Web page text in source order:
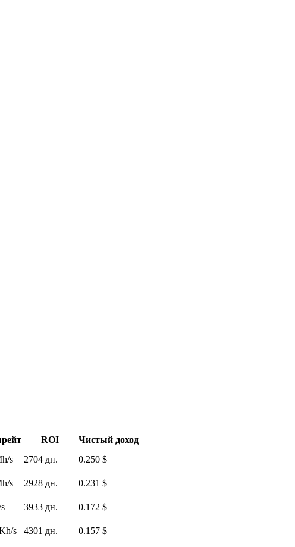
ROI Чистый доход
s 2704 дн. 0.250 $
s 2928 дн. 0.231 $
3933 дн. 0.172 $
s 4301 дн. 0.157 $